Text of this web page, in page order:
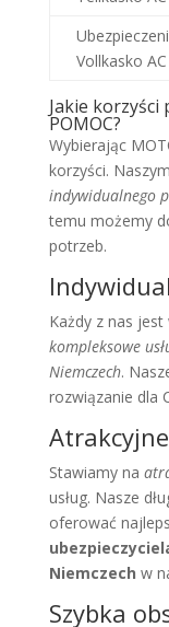
Vollkasko AC
Jakie korzyści
POMOC?
Wybierając
korzyści.
indywidualnego
temu możemy
potrzeb.
Każdy z nas
kompleksowe
Niemczech.
rozwiązanie dla
Stawiamy na
usług. Nasze
oferować
Niemczech w
Szybka